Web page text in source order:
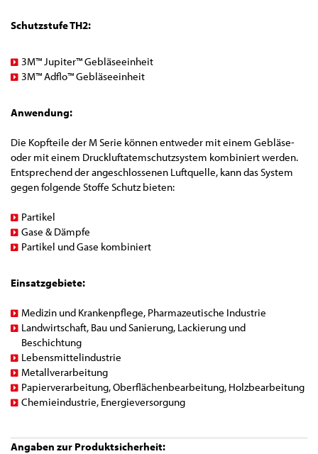
Schutzstufe TH2:
3M™ Jupiter™ Gebläseeinheit
3M™ Adflo™ Gebläseeinheit
Anwendung:
Die Kopfteile der M Serie können entweder mit einem Gebläse-
oder mit einem Druckluftatemschutzsystem kombiniert werden.
Entsprechend der angeschlossenen Luftquelle, kann das System
gegen folgende Stoffe Schutz bieten:
Partikel
Gase & Dämpfe
Partikel und Gase kombiniert
Einsatzgebiete:
Medizin und Krankenpflege, Pharmazeutische Industrie
Landwirtschaft, Bau und Sanierung, Lackierung und
Beschichtung
Lebensmittelindustrie
Metallverarbeitung
Papierverarbeitung, Oberflächenbearbeitung, Holzbearbeitung
Chemieindustrie, Energieversorgung
Angaben zur Produktsicherheit: